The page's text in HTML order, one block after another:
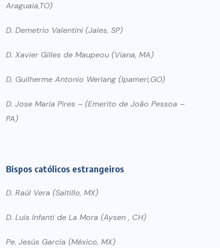
Araguaia,TO)
D. Demetrio Valentini (Jales, SP)
D. Xavier Gilles de Maupeou (Viana, MA)
D. Guilherme Antonio Werlang (Ipameri,GO)
D. Jose Maria Pires – (Emerito de João Pessoa –
PA)
Bispos católicos estrangeiros
D. Raúl Vera (Saltillo, MX)
D. Luis Infanti de La Mora (Aysen , CH)
Pe. Jesús García (México, MX)